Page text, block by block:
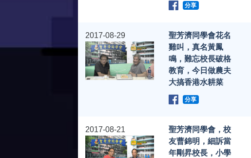
分享
2017-08-29
聖芳濟同學會花名
雞叫，真名黃鳳
鳴，難忘校長破格
教育，今日做農夫
大搞香港水耕菜
分享
2017-08-21
聖芳濟同學會，校
友曹錦明，細訴當
年剛昇校長，小學